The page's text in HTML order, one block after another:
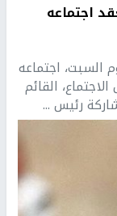
اجتماعه
السبت، اجتماعه
القائم
رئيس ...